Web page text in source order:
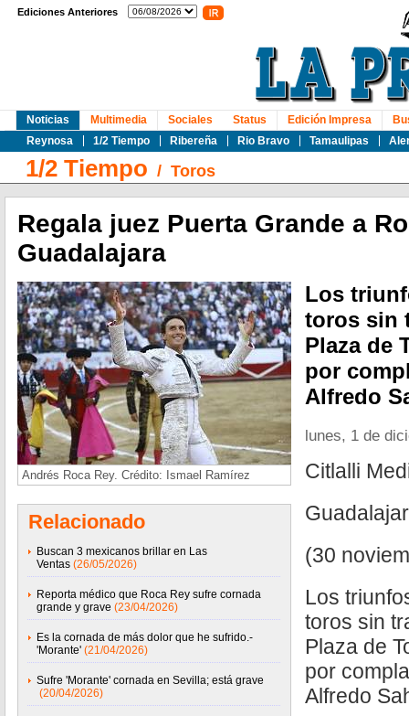
Ediciones Anteriores
Noticias
Reynosa
1/2 Tiempo Ribereña Rio Bravo Tamaulipas
Multimedia Sociales Status Edición Impresa
1/2 Tiempo / Toros
Regala juez Puerta Grande a
Guadalajara
Andrés Roca Rey. Crédito: Ismael Ramírez
Relacionado
Buscan 3 mexicanos brillar en Las
Ventas (26/05/2026)
Reporta médico que Roca Rey sufre cornada
grande y grave (23/04/2026)
Es la cornada de más dolor que he sufrido.-
'Morante' (21/04/2026)
Sufre 'Morante' cornada en Sevilla; está grave
(20/04/2026)
Los
toros sin
Plaza de
por
Alfredo
lunes, 1 de
Citlalli
(30
Los
toros sin
Plaza de
por
Alfredo